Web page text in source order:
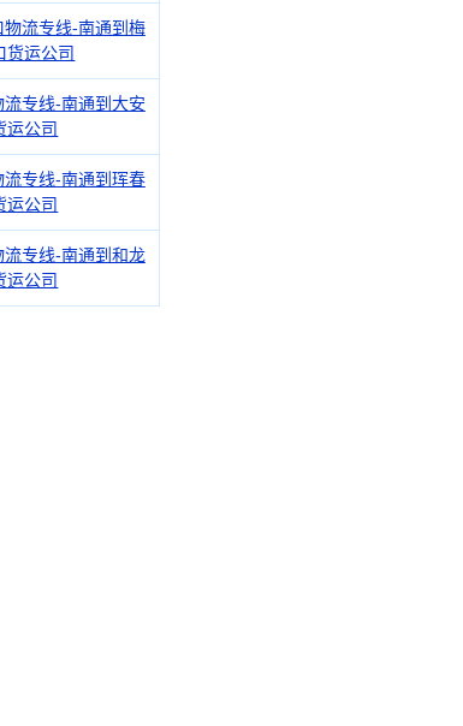
流专线-南通到梅
货运公司
专线-南通到大安
运公司
专线-南通到珲春
运公司
专线-南通到和龙
运公司